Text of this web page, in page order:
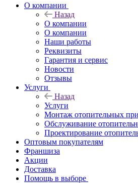
O компании
Назад
O компании
О компании
Наши работы
Реквизиты
Гарантия и сервис
Новости
Отзывы
Услуги
Назад
Услуги
Монтаж отопительных
Обслуживание
Проектирование
Оптовым покупателям
Франшиза
Акции
Доставка
Помощь в выборе